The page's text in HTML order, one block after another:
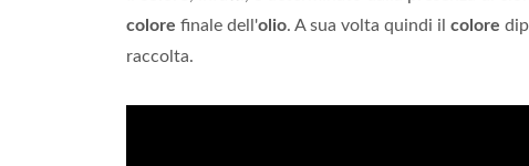
colore finale dell'olio. A sua volta quindi il colore
raccolta.